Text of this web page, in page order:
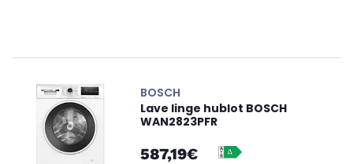
BOSCH
Lave linge hublot BOSCH
WAN2823PFR
587,19€